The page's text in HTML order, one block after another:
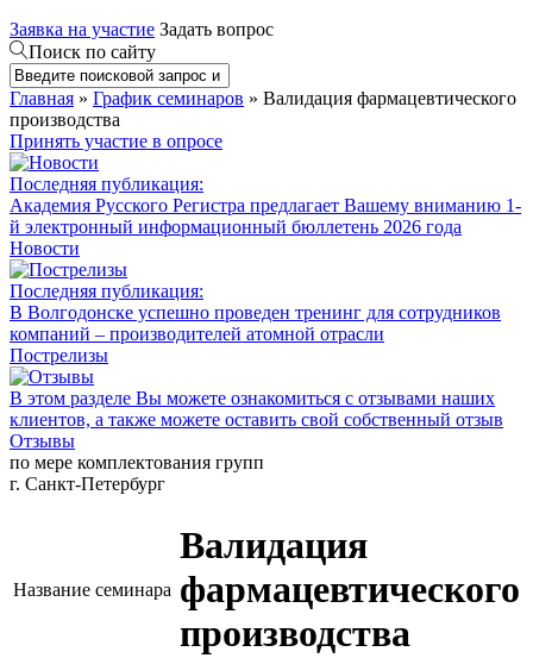
Заявка на участие Задать вопрос
Поиск по сайту
Главная » График семинаров » Валидация фармацевтического
производства
Принять участие в опросе
Последняя публикация:
Академия Русского Регистра предлагает Вашему вниманию 1-
й электронный информационный бюллетень 2026 года
Новости
Последняя публикация:
В Волгодонске успешно проведен тренинг для сотрудников
компаний – производителей атомной отрасли
Пострелизы
В этом разделе Вы можете ознакомиться с отзывами наших
клиентов, а также можете оставить свой собственный отзыв
Отзывы
по мере комплектования групп
г. Санкт-Петербург
Название семинара
Валидация
фармацевтического
производства